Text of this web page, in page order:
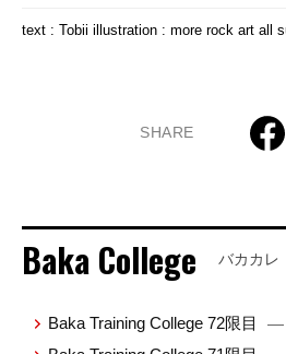
text : Tobii illustration : more rock art all
SHARE
Baka College バカカレ
Baka Training College 72限目
—